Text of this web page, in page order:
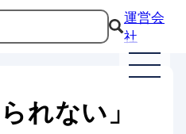
運営会
社
れない」